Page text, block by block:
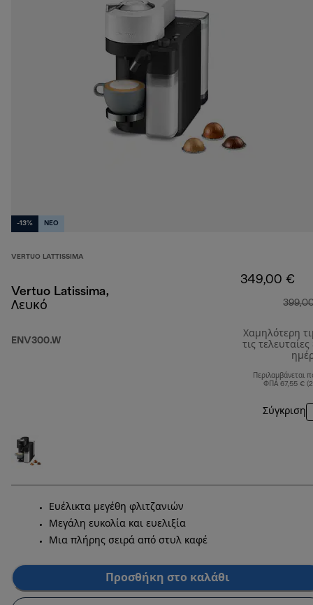
-13% NEO
VERTUO LATTISSIMA
Vertuo Latissima,
Λευκό
ENV300.W
349,00 €
Χαμηλότερη
τις τελευταίες
Περιλαμβάνεται
ΦΠΑ 67,55 €
Σύγκριση
Ευέλικτα μεγέθη φλιτζανιών
Μεγάλη ευκολία και ευελιξία
Μια πλήρης σειρά από στυλ καφέ
Προσθήκη στο καλάθι